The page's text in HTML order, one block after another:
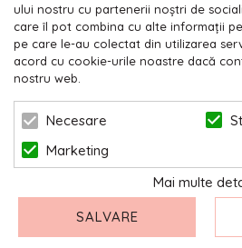
© 2026 NIKODO | POWERED
Plata cu
ului nostru cu partenerii noștri de
care îl pot combina cu alte informații
pe care le-au colectat din utilizarea
acord cu cookie-urile noastre dacă
nostru web.
Necesare
Marketing
Mai multe
SALVARE